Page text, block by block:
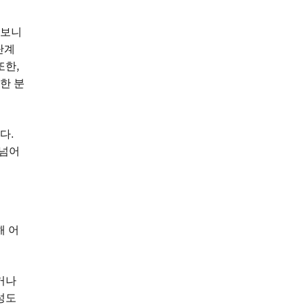
니
계
한,
분
.
어
어
나
도